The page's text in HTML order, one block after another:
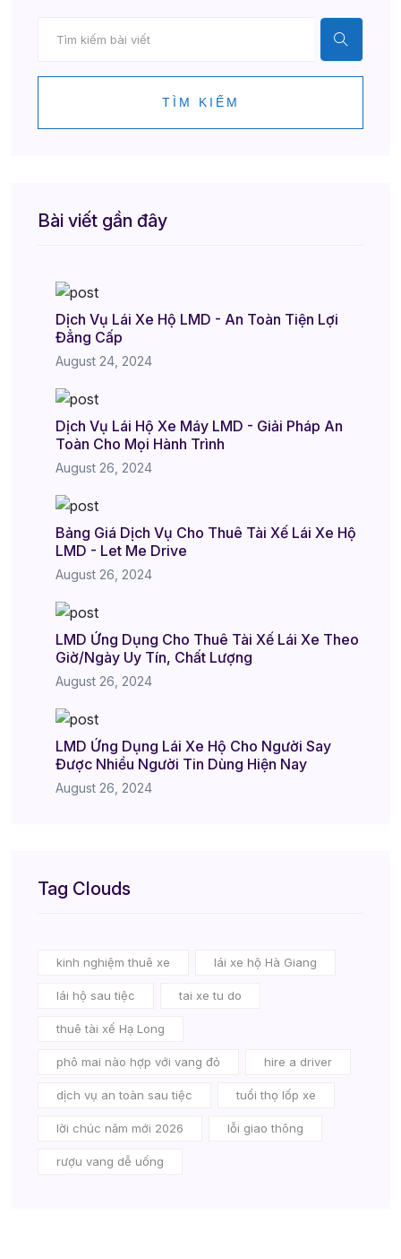
TÌM KIẾM
Bài viết gần đây
Dịch Vụ Lái Xe Hộ LMD - An Toàn Tiện Lợi
Đẳng Cấp
August 24, 2024
Dịch Vụ Lái Hộ Xe Máy LMD - Giải Pháp An
Toàn Cho Mọi Hành Trình
August 26, 2024
Bảng Giá Dịch Vụ Cho Thuê Tài Xế Lái Xe Hộ
LMD - Let Me Drive
August 26, 2024
LMD Ứng Dụng Cho Thuê Tài Xế Lái Xe Theo
Giờ/Ngày Uy Tín, Chất Lượng
August 26, 2024
LMD Ứng Dụng Lái Xe Hộ Cho Người Say
Được Nhiều Người Tin Dùng Hiện Nay
August 26, 2024
Tag Clouds
kinh nghiệm thuê xe lái xe hộ Hà Giang
lái hộ sau tiệc tai xe tu do
thuê tài xế Hạ Long
phô mai nào hợp với vang đỏ hire a driver
dịch vụ an toàn sau tiệc tuổi thọ lốp xe
lời chúc năm mới 2026 lỗi giao thông
rượu vang dễ uống